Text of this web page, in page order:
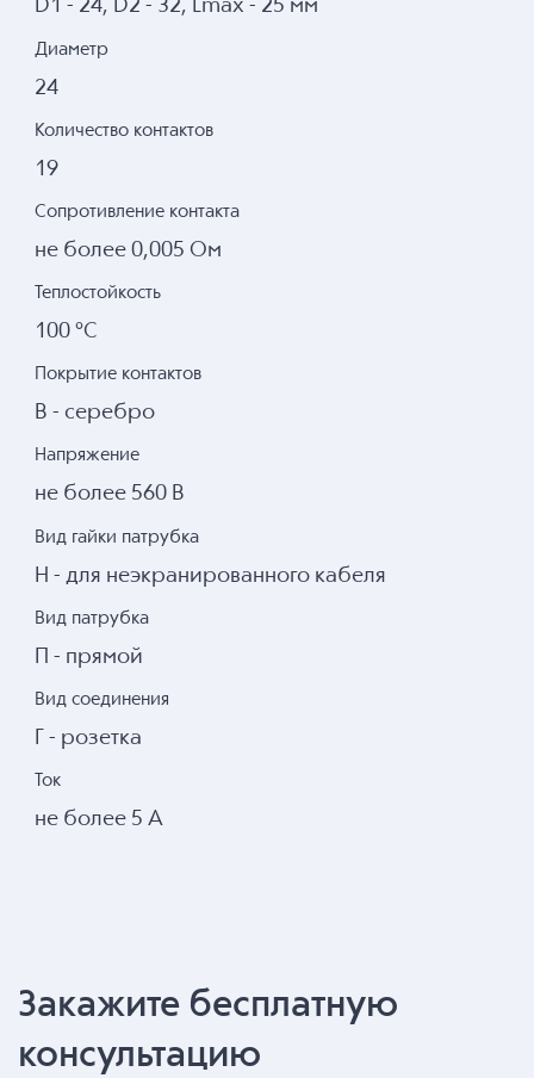
D1 - 24, D2 - 32, Lmax - 25 мм
Диаметр
24
Количество контактов
19
Сопротивление контакта
не более 0,005 Ом
Теплостойкость
100 °С
Покрытие контактов
В - серебро
Напряжение
не более 560 В
Вид гайки патрубка
Н - для неэкранированного кабеля
Вид патрубка
П - прямой
Вид соединения
Г - розетка
Ток
не более 5 А
Закажите бесплатную
консультацию